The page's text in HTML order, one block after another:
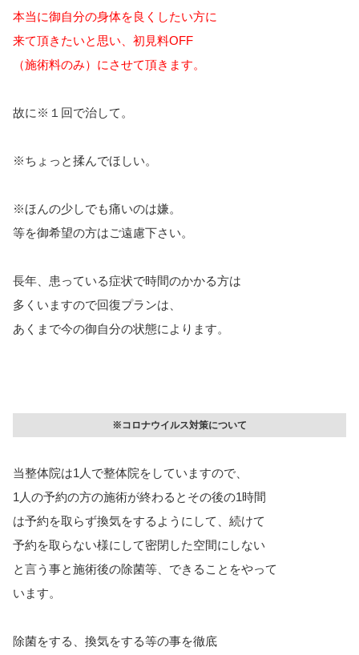
本当に御自分の身体を良くしたい方に
来て頂きたいと思い、 初見料OFF
（施術料のみ）にさせて頂きます。
故に※１回で治して。
※ちょっと揉んでほしい。
※ほんの少しでも痛いのは嫌。
等を御希望の方はご遠慮下さい。
長年、患っている症状で時間のかかる方は
多くいますので回復プランは、
あくまで今の御自分の状態によります。
※コロナウイルス対策について
当整体院は1人で整体院をしていますので、
1人の予約の方の施術が終わるとその後の1時間
は予約を取らず換気をするようにして、続けて
予約を取らない様にして密閉した空間にしない
と言う事と施術後の除菌等、できることをやって
います。
除菌をする、換気をする等の事を徹底